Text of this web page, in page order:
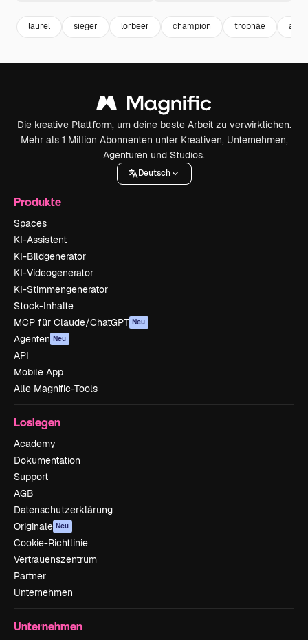
laurel sieger lorbeer champion trophäe
Die kreative Plattform, um deine beste Arbeit zu verwirklichen.
Mehr als 1 Million Abonnenten unter Kreativen, Unternehmen,
Agenturen und Studios.
Deutsch
Produkte
Spaces
KI-Assistent
KI-Bildgenerator
KI-Videogenerator
KI-Stimmengenerator
Stock-Inhalte
MCP für Claude/ChatGPT Neu
Agenten Neu
API
Mobile App
Alle Magnific-Tools
Loslegen
Academy
Dokumentation
Support
AGB
Datenschutzerklärung
Originale Neu
Cookie-Richtlinie
Vertrauenszentrum
Partner
Unternehmen
Unternehmen